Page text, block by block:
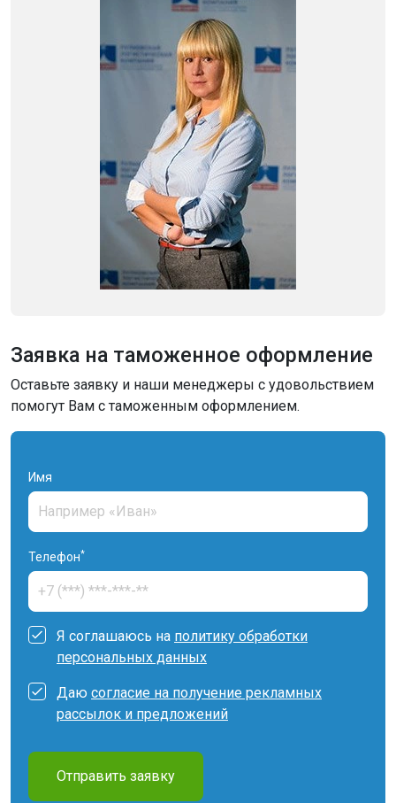
Заявка на таможенное оформление
Оставьте заявку и наши менеджеры с удовольствием
помогут Вам с таможенным оформлением.
Имя
Телефон*
Я соглашаюсь на политику обработки
персональных данных
Даю согласие на получение рекламных
рассылок и предложений
Отправить заявку